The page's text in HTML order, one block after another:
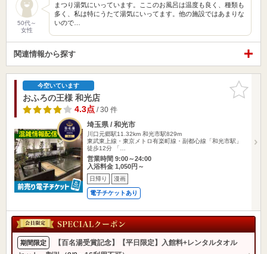
50代～
女性
まつり湯気にいっています。ここのお風呂は温度も良く、種類も
多く、私は特にうたて湯気にいってます。他の施設ではあまりな
いので…
関連情報から探す
お気に入
りに追加
今空いています
おふろの王様 和光店
4.3点/ 30 件
埼玉県 / 和光市
川口元郷駅11.32km 和光市駅829m
東武東上線・東京メトロ有楽町線・副都心線「和光市駅」
徒歩12分 「…
営業時間 9:00～24:00
入浴料金 1,050円～
日帰り 漫画
電子チケットあり
期間限定
【百名湯受賞記念】【平日限定】入館料+レンタルタオル